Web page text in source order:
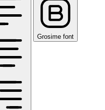
Grosime font